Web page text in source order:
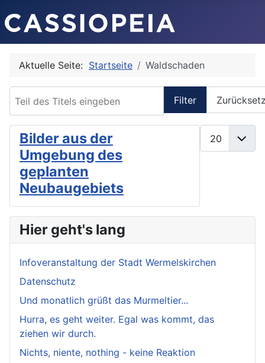
Aktuelle Seite: Startseite Waldschaden
Filter
Bilder aus der
Umgebung des
geplanten
Neubaugebiets
Hier geht's lang
Infoveranstaltung der Stadt Wermelskirchen
Datenschutz
Und monatlich grüßt das Murmeltier...
Hurra, es geht weiter. Egal was kommt, das
ziehen wir durch.
Nichts, niente, nothing - keine Reaktion